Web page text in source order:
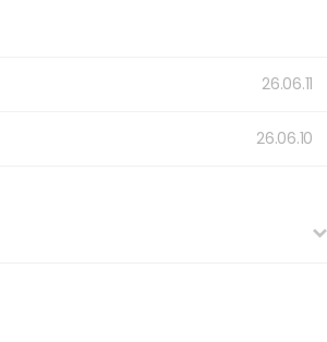
26.06.11
26.06.10